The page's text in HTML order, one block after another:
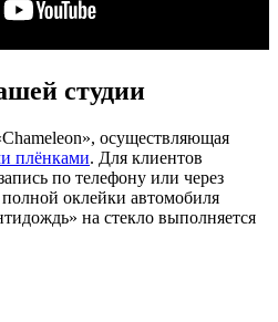
студии
осуществляющая
плёнками. Для клиентов
по телефону или через
оклейки автомобиля
на стекло выполняется